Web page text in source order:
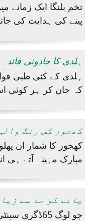
پینے کی ہدایت کی
ہلدی کا جادوئی فائدہ
ہلدی کے کئی طبی
کہ جان کر ہر کوئی
کھجور کس رنگ
کھجور کا شمار ان
مبارک مہینہ آتے ہی
چائے کو حد سے
جو لوگ